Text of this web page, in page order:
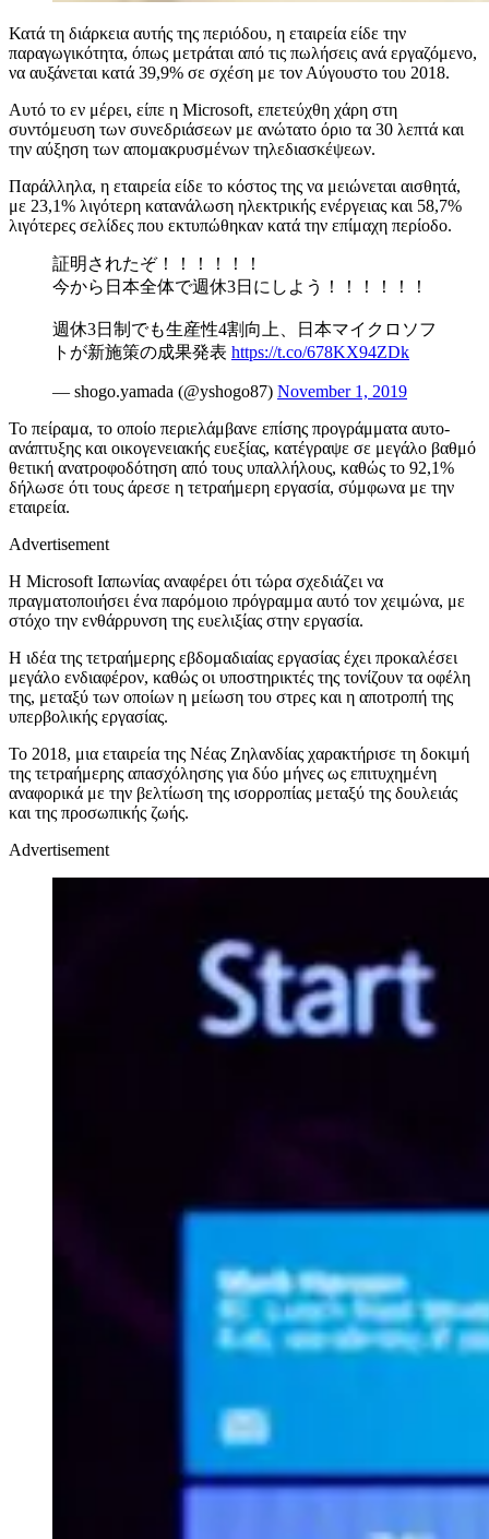
Κατά τη διάρκεια αυτής της περιόδου, η εταιρεία είδε την
παραγωγικότητα, όπως μετράται από τις πωλήσεις ανά εργαζόμενο,
να αυξάνεται κατά 39,9% σε σχέση με τον Αύγουστο του 2018.
Αυτό το εν μέρει, είπε η Microsoft, επετεύχθη χάρη στη
συντόμευση των συνεδριάσεων με ανώτατο όριο τα 30 λεπτά και
την αύξηση των απομακρυσμένων τηλεδιασκέψεων.
Παράλληλα, η εταιρεία είδε το κόστος της να μειώνεται αισθητά,
με 23,1% λιγότερη κατανάλωση ηλεκτρικής ενέργειας και 58,7%
λιγότερες σελίδες που εκτυπώθηκαν κατά την επίμαχη περίοδο.
証明されたぞ！！！！！！
今から日本全体で週休3日にしよう！！！！！！
週休3日制でも生産性4割向上、日本マイクロソフ
トが新施策の成果発表 https://t.co/678KX94ZDk
— shogo.yamada (@yshogo87) November 1, 2019
Το πείραμα, το οποίο περιελάμβανε επίσης προγράμματα αυτο-
ανάπτυξης και οικογενειακής ευεξίας, κατέγραψε σε μεγάλο βαθμό
θετική ανατροφοδότηση από τους υπαλλήλους, καθώς το 92,1%
δήλωσε ότι τους άρεσε η τετραήμερη εργασία, σύμφωνα με την
εταιρεία.
Advertisement
Η Microsoft Ιαπωνίας αναφέρει ότι τώρα σχεδιάζει να
πραγματοποιήσει ένα παρόμοιο πρόγραμμα αυτό τον χειμώνα, με
στόχο την ενθάρρυνση της ευελιξίας στην εργασία.
Η ιδέα της τετραήμερης εβδομαδιαίας εργασίας έχει προκαλέσει
μεγάλο ενδιαφέρον, καθώς οι υποστηρικτές της τονίζουν τα οφέλη
της, μεταξύ των οποίων η μείωση του στρες και η αποτροπή της
υπερβολικής εργασίας.
Το 2018, μια εταιρεία της Νέας Ζηλανδίας χαρακτήρισε τη δοκιμή
της τετραήμερης απασχόλησης για δύο μήνες ως επιτυχημένη
αναφορικά με την βελτίωση της ισορροπίας μεταξύ της δουλειάς
και της προσωπικής ζωής.
Advertisement